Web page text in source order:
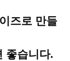
즈로 만들
좋습니다.